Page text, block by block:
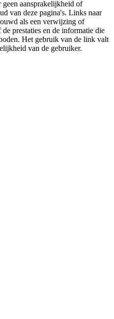
aansprakelijkheid of
van deze pagina's. Links naar
als een verwijzing of
prestaties en de informatie die
Het gebruik van de link valt
van de gebruiker.